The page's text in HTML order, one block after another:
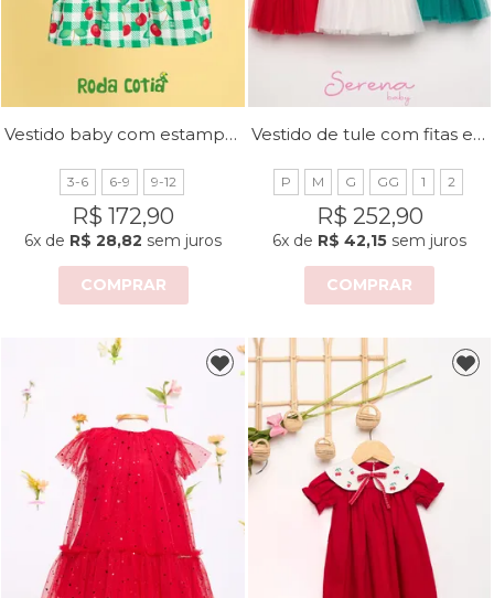
Vestido baby com estampa xadrez e cerejas
3-6 6-9 9-12
R$ 172,90
6x de R$ 28,82 sem juros
COMPRAR
Vestido de tule com fitas e babados
P M G GG 1 2
R$ 252,90
6x de R$ 42,15 sem juros
COMPRAR